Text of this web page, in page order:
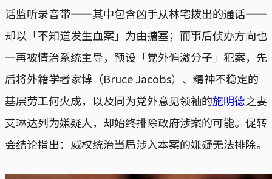
话监听录音带——其中包含凶手从林宅拨出的通话——
却以「不知道发生血案」为由搪塞；而事后侦办方向也
一再被情治系统主导，预设「党外偏激分子」犯案，先
后将外籍学者家博（Bruce Jacobs）、精神不稳定的
基层劳工何火成，以及同为党外意见领袖的施明德之妻
艾琳达列为嫌疑人，却始终排除政府涉案的可能。促转
会结论指出：威权统治当局涉入本案的嫌疑无法排除。